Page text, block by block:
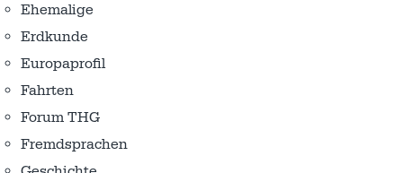
Ehemalige
Erdkunde
Europaprofil
Fahrten
Forum THG
Fremdsprachen